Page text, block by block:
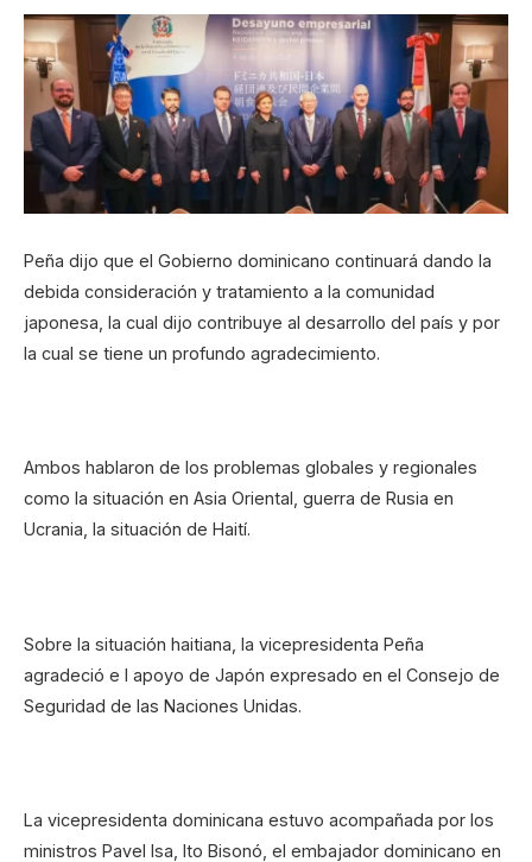
Peña dijo que el Gobierno dominicano continuará dando la
debida consideración y tratamiento a la comunidad
japonesa, la cual dijo contribuye al desarrollo del país y por
la cual se tiene un profundo agradecimiento.
Ambos hablaron de los problemas globales y regionales
como la situación en Asia Oriental, guerra de Rusia en
Ucrania, la situación de Haití.
Sobre la situación haitiana, la vicepresidenta Peña
agradeció e l apoyo de Japón expresado en el Consejo de
Seguridad de las Naciones Unidas.
La vicepresidenta dominicana estuvo acompañada por los
ministros Pavel Isa, Ito Bisonó, el embajador dominicano en